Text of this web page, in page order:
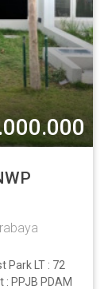
Park LT : 72
: PPJB PDAM